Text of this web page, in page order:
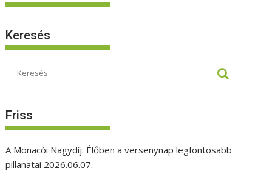
Keresés
Friss
A Monacói Nagydíj: Élőben a versenynap legfontosabb
pillanatai 2026.06.07.